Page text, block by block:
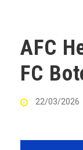
AFC
FC
22/03/2026